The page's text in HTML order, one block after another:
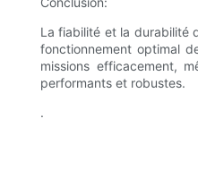
La fiabilité et la durabilité
fonctionnement optimal
missions efficacement,
performants et robustes.
.